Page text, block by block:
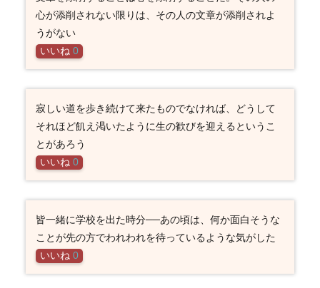
心が添削されない限りは、その人の文章が添削されよ
うがない
いいね 0
寂しい道を歩き続けて来たものでなければ、どうして
それほど飢え渇いたように生の歓びを迎えるというこ
とがあろう
いいね 0
皆一緒に学校を出た時分──あの頃は、何か面白そうな
ことが先の方でわれわれを待っているような気がした
いいね 0